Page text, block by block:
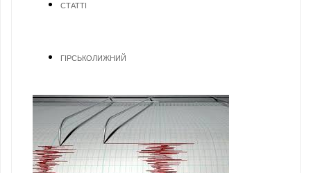
СТАТТІ
ГІРСЬКОЛИЖНИЙ